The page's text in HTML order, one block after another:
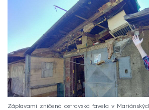
Záplavami zničená ostravská favela v